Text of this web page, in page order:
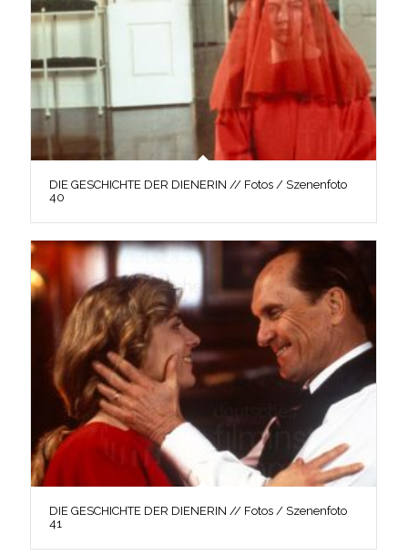
DIE GESCHICHTE DER DIENERIN // Fotos / Szenenfoto
40
DIE GESCHICHTE DER DIENERIN // Fotos / Szenenfoto
41